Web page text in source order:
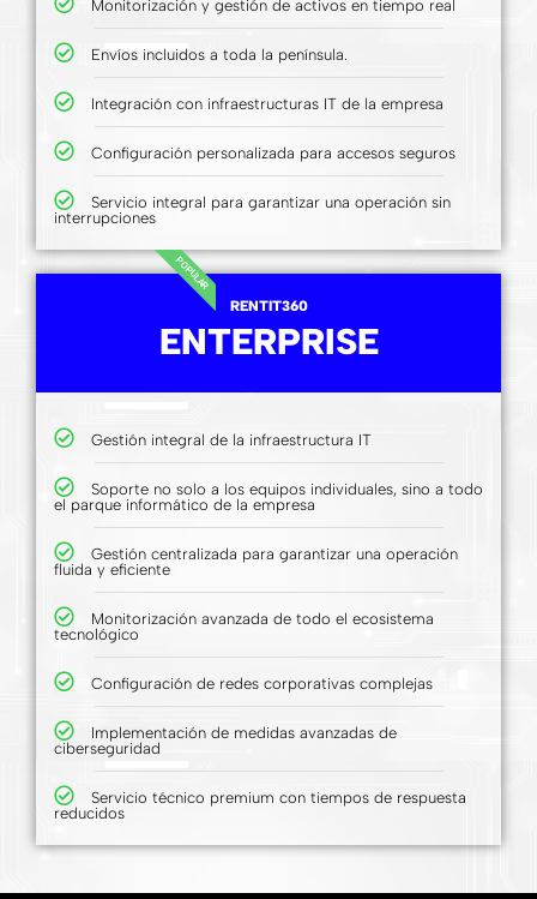
Monitorización y gestión de activos en tiempo real
Envíos incluidos a toda la península.
Integración con infraestructuras IT de la empresa
Configuración personalizada para accesos seguros
Servicio integral para garantizar una operación sin
interrupciones
POPULAR
RENTIT360
ENTERPRISE
Gestión integral de la infraestructura IT
Soporte no solo a los equipos individuales, sino a todo
el parque informático de la empresa
Gestión centralizada para garantizar una operación
fluida y eficiente
Monitorización avanzada de todo el ecosistema
tecnológico
Configuración de redes corporativas complejas
Implementación de medidas avanzadas de
ciberseguridad
Servicio técnico premium con tiempos de respuesta
reducidos